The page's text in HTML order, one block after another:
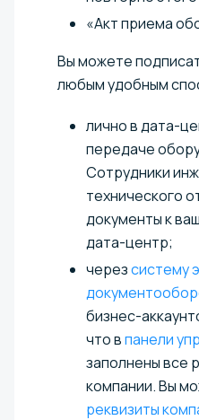
«Акт приема
Вы можете
любым удобным
лично в дата-
передаче
Сотрудники
технического
документы к
дата-центр;
черезсистему
бизнес-
что впанели
заполнены все
компании. Вы
реквизиты